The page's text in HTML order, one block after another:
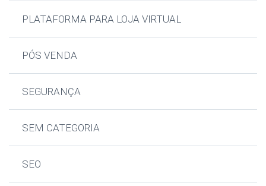
PLATAFORMA PARA LOJA VIRTUAL
PÓS VENDA
SEGURANÇA
SEM CATEGORIA
SEO